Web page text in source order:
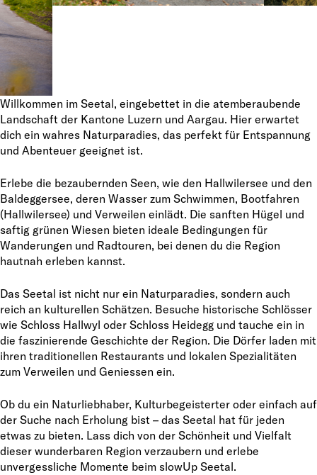
Willkommen im Seetal, eingebettet in die atemberaubende
Landschaft der Kantone Luzern und Aargau. Hier erwartet
dich ein wahres Naturparadies, das perfekt für Entspannung
und Abenteuer geeignet ist.
Erlebe die bezaubernden Seen, wie den Hallwilersee und den
Baldeggersee, deren Wasser zum Schwimmen, Bootfahren
(Hallwilersee) und Verweilen einlädt. Die sanften Hügel und
saftig grünen Wiesen bieten ideale Bedingungen für
Wanderungen und Radtouren, bei denen du die Region
hautnah erleben kannst.
Das Seetal ist nicht nur ein Naturparadies, sondern auch
reich an kulturellen Schätzen. Besuche historische Schlösser
wie Schloss Hallwyl oder Schloss Heidegg und tauche ein in
die faszinierende Geschichte der Region. Die Dörfer laden mit
ihren traditionellen Restaurants und lokalen Spezialitäten
zum Verweilen und Geniessen ein.
Ob du ein Naturliebhaber, Kulturbegeisterter oder einfach auf
der Suche nach Erholung bist – das Seetal hat für jeden
etwas zu bieten. Lass dich von der Schönheit und Vielfalt
dieser wunderbaren Region verzaubern und erlebe
unvergessliche Momente beim slowUp Seetal.